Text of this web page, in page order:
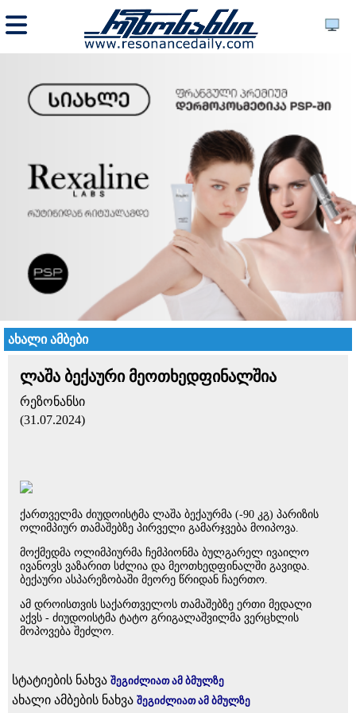
ახალი ამბები
ლაშა ბექაური მეოთხედფინალშია
რეზონანსი
(31.07.2024)
ქართველმა ძიუდოისტმა ლაშა ბექაურმა (-90 კგ) პარიზის
ოლიმპიურ თამაშებზე პირველი გამარჯვება მოიპოვა.
მოქმედმა ოლიმპიურმა ჩემპიონმა ბულგარელ ივაილო
ივანოვს ვაზარით სძლია და მეოთხედფინალში გავიდა.
ბექაური ასპარეზობაში მეორე წრიდან ჩაერთო.
ამ დროისთვის საქართველოს თამაშებზე ერთი მედალი
აქვს - ძიუდოისტმა ტატო გრიგალაშვილმა ვერცხლის
მოპოვება შეძლო.
სტატიების ნახვა შეგიძლიათ ამ ბმულზე
ახალი ამბების ნახვა შეგიძლიათ ამ ბმულზე